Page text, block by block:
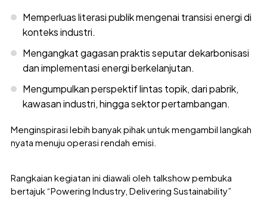
Memperluas literasi publik mengenai transisi energi di
konteks industri.
Mengangkat gagasan praktis seputar dekarbonisasi
dan implementasi energi berkelanjutan.
Mengumpulkan perspektif lintas topik, dari pabrik,
kawasan industri, hingga sektor pertambangan.
Menginspirasi lebih banyak pihak untuk mengambil langkah
nyata menuju operasi rendah emisi.
Rangkaian kegiatan ini diawali oleh talkshow pembuka
bertajuk “Powering Industry, Delivering Sustainability”